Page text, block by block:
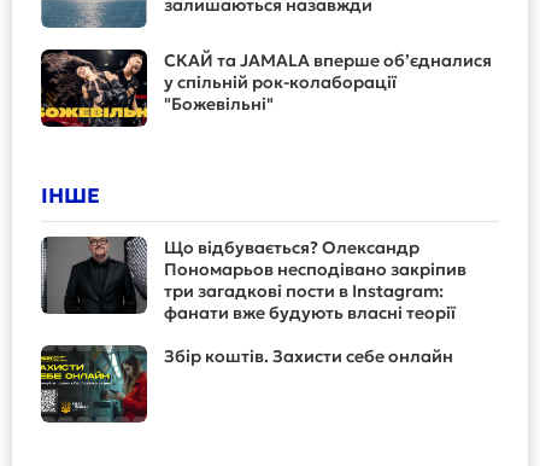
залишаються назавжди
СКАЙ та JAMALA вперше об’єдналися
у спільній рок-колаборації
"Божевільні"
ІНШЕ
Що відбувається? Олександр
Пономарьов несподівано закріпив
три загадкові пости в Instagram:
фанати вже будують власні теорії
Збір коштів. Захисти себе онлайн